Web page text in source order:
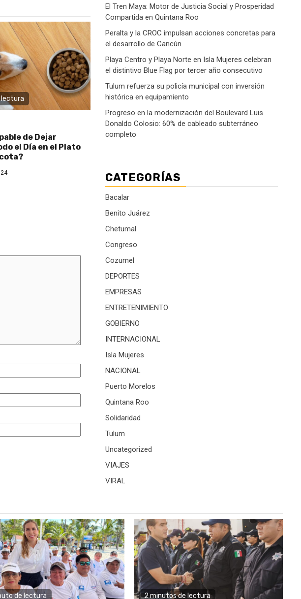
lectura
de Dejar
el Día en el Plato
El Tren Maya: Motor de Justicia Social y Prosperidad
Compartida en Quintana Roo
Peralta y la CROC impulsan acciones concretas para
el desarrollo de Cancún
Playa Centro y Playa Norte en Isla Mujeres celebran
el distintivo Blue Flag por tercer año consecutivo
Tulum refuerza su policía municipal con inversión
histórica en equipamiento
Progreso en la modernización del Boulevard Luis
Donaldo Colosio: 60% de cableado subterráneo
completo
CATEGORÍAS
Bacalar
Benito Juárez
Chetumal
Congreso
Cozumel
DEPORTES
EMPRESAS
ENTRETENIMIENTO
GOBIERNO
INTERNACIONAL
Isla Mujeres
NACIONAL
Puerto Morelos
Quintana Roo
Solidaridad
Tulum
Uncategorized
VIAJES
VIRAL
de lectura 2 minutos de lectura